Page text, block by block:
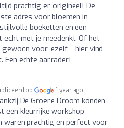
prachtig en origineel! De
adres voor bloemen in
boeketten en een
echt met je meedenkt. Of het
voor jezelf – hier vind
Een echte aanrader!
op 1 year ago
De Groene Droom konden
een kleurrijke workshop
waren prachtig en perfect voor